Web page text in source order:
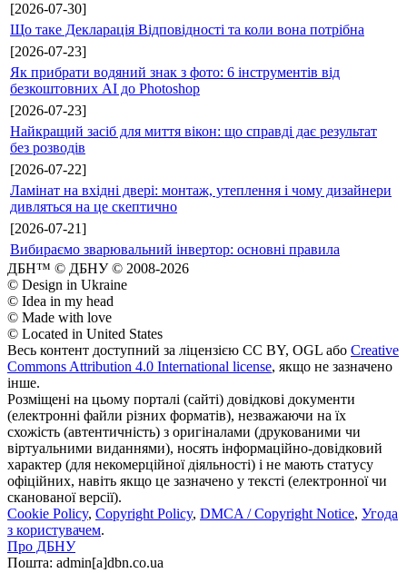
[2026-07-30]
Що таке Декларація Відповідності та коли вона потрібна
[2026-07-23]
Як прибрати водяний знак з фото: 6 інструментів від
безкоштовних AI до Photoshop
[2026-07-23]
Найкращий засіб для миття вікон: що справді дає результат
без розводів
[2026-07-22]
Ламінат на вхідні двері: монтаж, утеплення і чому дизайнери
дивляться на це скептично
[2026-07-21]
Вибираємо зварювальний інвертор: основні правила
ДБН™ © ДБНУ © 2008-2026
© Design in Ukraine
© Idea in my head
© Made with love
© Located in United States
Весь контент доступний за ліцензією CC BY, OGL або Creative
Commons Attribution 4.0 International license, якщо не зазначено
інше.
Розміщені на цьому порталі (сайті) довідкові документи
(електронні файли різних форматів), незважаючи на їх
схожість (автентичність) з оригіналами (друкованими чи
віртуальними виданнями), носять інформаційно-довідковий
характер (для некомерційної діяльності) і не мають статусу
офіційних, навіть якщо це зазначено у тексті (електронної чи
сканованої версії).
Cookie Policy, Copyright Policy, DMCA / Copyright Notice, Угода
з користувачем.
Про ДБНУ
Пошта: admin[а]dbn.co.ua